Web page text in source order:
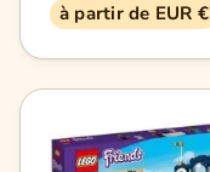
à partir de EUR €